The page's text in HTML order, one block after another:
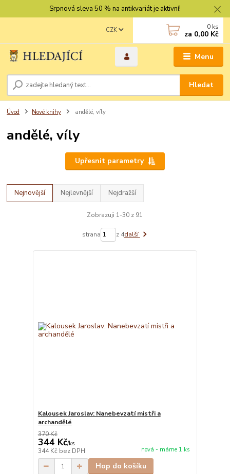
Srpnová sleva 50 % na antikvariát je aktivní!
Menu
CZK
Hledat
0 ks
za 0,00 Kč
Úvod Nové knihy andělé, víly
andělé, víly
Upřesnit parametry
Nejnovější Nejlevnější Nejdražší
Zobrazuji 1-30 z 91
strana z 4další
Kalousek Jaroslav: Nanebevzatí mistři a
archandělé
370 Kč
344 Kč/ks
344 Kč bez DPH nová - máme 1 ks
Hop do košíku